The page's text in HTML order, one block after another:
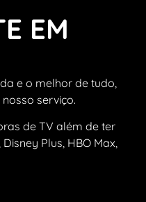
EM
e o melhor de tudo,
serviço.
de TV além de ter
Plus, HBO Max,